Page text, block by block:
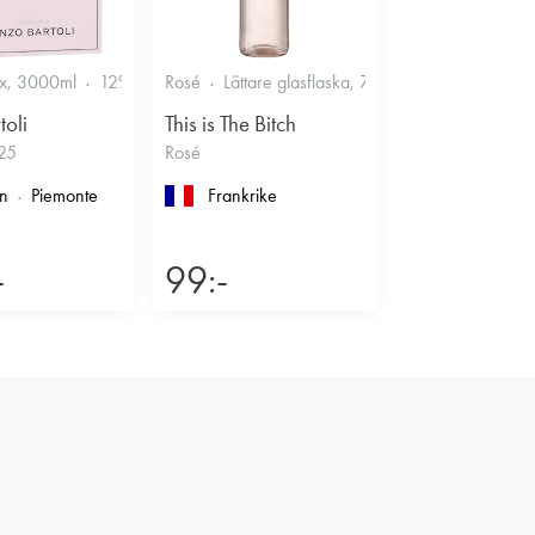
3000ml 12% Friskt & Bärigt
Piemonte
Rosé Lättare glasflaska, 750ml
This is The Bitch
Rosé
Frankrike
99:-